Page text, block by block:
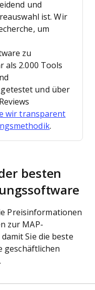
und
ist. Wir
um
zu
als 2.000 Tools
und über
wir transparent
.
besten
Preisinformationen
zur MAP-
Sie die beste
geschäftlichen